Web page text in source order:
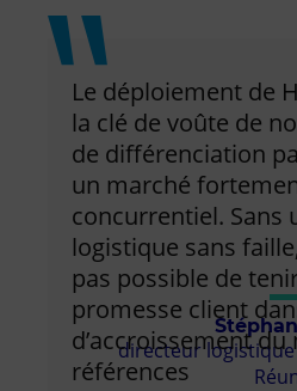
Le déploiement de
la clé de voûte de
de différenciation
un marché
concurrentiel. Sans
logistique sans
pas possible de
promesse client
d’accroissement
références
directeur logistique